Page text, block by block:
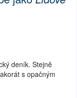
deník. Stejně
s opačným